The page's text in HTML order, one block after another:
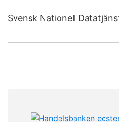
Svensk Nationell